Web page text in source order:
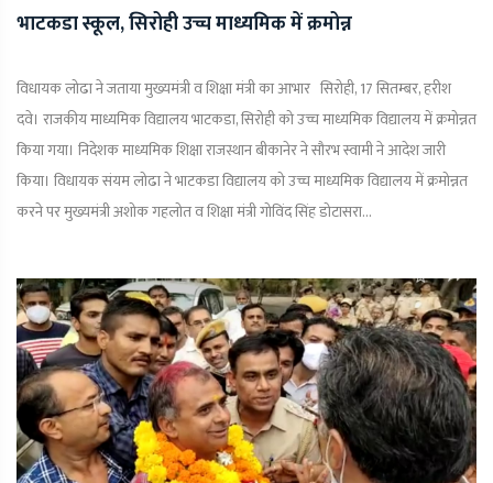
भाटकडा स्कूल, सिरोही उच्च माध्यमिक में क्रमोन्न
विधायक लोढा ने जताया मुख्यमंत्री व शिक्षा मंत्री का आभार सिरोही, 17 सितम्बर, हरीश
दवे। राजकीय माध्यमिक विद्यालय भाटकडा, सिरोही को उच्च माध्यमिक विद्यालय में क्रमोन्नत
किया गया। निदेशक माध्यमिक शिक्षा राजस्थान बीकानेर ने सौरभ स्वामी ने आदेश जारी
किया। विधायक संयम लोढा ने भाटकडा विद्यालय को उच्च माध्यमिक विद्यालय में क्रमोन्नत
करने पर मुख्यमंत्री अशोक गहलोत व शिक्षा मंत्री गोविंद सिंह डोटासरा...